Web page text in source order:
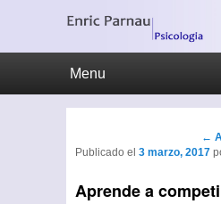
←
Publicado el 3 marzo, 2017
Aprende a